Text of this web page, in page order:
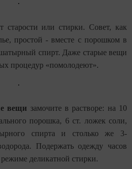
или стирки. Совет, как
простой - вместе с порошком в
спирт. Даже старые вещи
процедур «помолодеют».
вещи замочите в растворе: на 10
порошка, 6 ст. ложек соли,
спирта и столько же 3-
Подержать одежду часов
режиме деликатной стирки.